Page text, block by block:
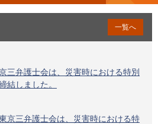
一覧へ
三弁護士会は、災害時における特別
結しました。
京三弁護士会は、災害時における特